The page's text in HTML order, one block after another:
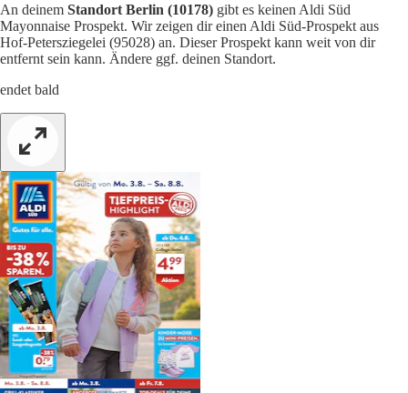
An deinem Standort Berlin (10178) gibt es keinen Aldi Süd
Mayonnaise Prospekt. Wir zeigen dir einen Aldi Süd-Prospekt aus
Hof-Petersziegelei (95028) an. Dieser Prospekt kann weit von dir
entfernt sein kann. Ändere ggf. deinen Standort.
endet bald